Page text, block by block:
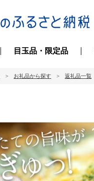
目玉品・限定品
お礼品から探す 返礼品一覧